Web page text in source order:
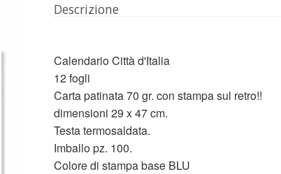
Descrizione
Calendario Città d'Italia
12 fogli
Carta patinata 70 gr. con stampa sul retro!!
dimensioni 29 x 47 cm.
Testa termosaldata.
Imballo pz. 100.
Colore di stampa base BLU